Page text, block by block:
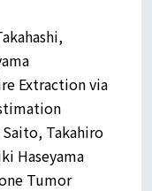
Extraction via
Saito, Takahiro
Haseyama
Tumor